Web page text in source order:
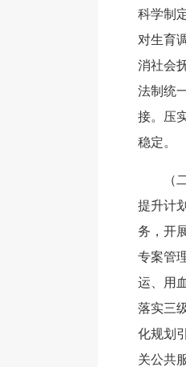
科学制
对生育
消社会
法制统
接。压
稳定。
（
提升计
务，开
专案管
运、用
落实三
化规划
关公共